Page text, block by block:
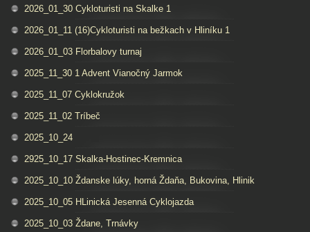
2026_01_30 Cykloturisti na Skalke 1
2026_01_11 (16)Cykloturisti na bežkach v Hliníku 1
2026_01_03 Florbalovy turnaj
2025_11_30 1 Advent Vianočný Jarmok
2025_11_07 Cyklokružok
2025_11_02 Tríbeč
2025_10_24
2925_10_17 Skalka-Hostinec-Kremnica
2025_10_10 Ždanske lúky, horná Ždaňa, Bukovina, Hlinik
2025_10_05 HLinická Jesenná Cyklojazda
2025_10_03 Ždane, Trnávky